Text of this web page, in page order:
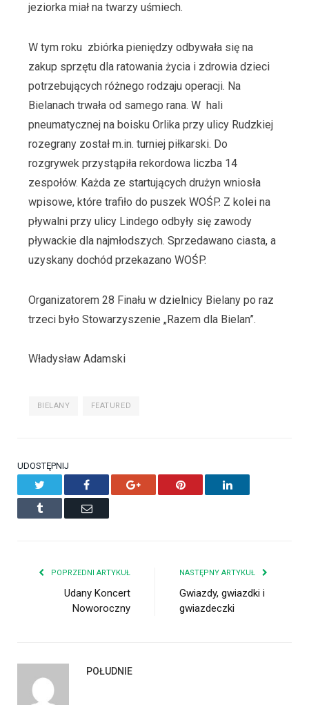
jeziorka miał na twarzy uśmiech.
W tym roku zbiórka pieniędzy odbywała się na
zakup sprzętu dla ratowania życia i zdrowia dzieci
potrzebujących różnego rodzaju operacji. Na
Bielanach trwała od samego rana. W hali
pneumatycznej na boisku Orlika przy ulicy Rudzkiej
rozegrany został m.in. turniej piłkarski. Do
rozgrywek przystąpiła rekordowa liczba 14
zespołów. Każda ze startujących drużyn wniosła
wpisowe, które trafiło do puszek WOŚP. Z kolei na
pływalni przy ulicy Lindego odbyły się zawody
pływackie dla najmłodszych. Sprzedawano ciasta, a
uzyskany dochód przekazano WOŚP.
Organizatorem 28 Finału w dzielnicy Bielany po raz
trzeci było Stowarzyszenie „Razem dla Bielan”.
Władysław Adamski
BIELANY FEATURED
UDOSTĘPNIJ
Facebook Google+ Pinterest LinkedIn
Tumblr Email
POPRZEDNI ARTYKUŁ
Udany Koncert
Noworoczny
NASTĘPNY ARTYKUŁ
Gwiazdy, gwiazdki i
gwiazdeczki
POŁUDNIE